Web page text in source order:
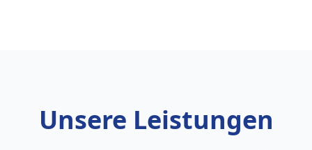
Unsere Leistungen